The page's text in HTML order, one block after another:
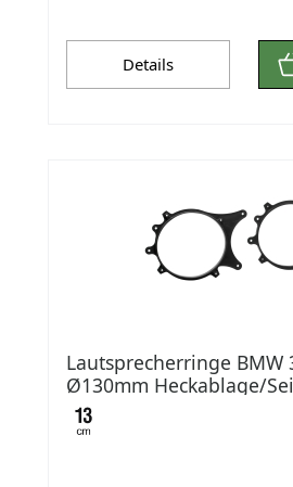
Details
Lautsprecherringe BMW
Ø130mm Heckablage/